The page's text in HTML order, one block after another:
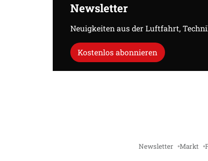
Newsletter
Neuigkeiten aus der Luftfahrt,
Kostenlos abonnieren
Newsletter Markt